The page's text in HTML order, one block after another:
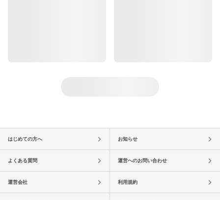
はじめての方へ お知らせ
よくある質問 運営へのお問い合わせ
運営会社 利用規約